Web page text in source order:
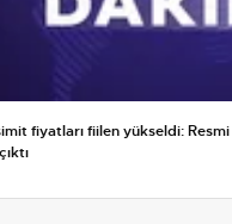
fiyatları fiilen yükseldi: Resmi